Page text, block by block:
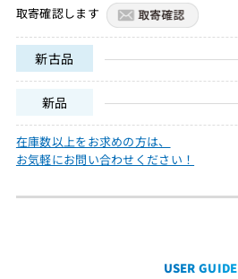
取寄確認します
新古品
新品
在庫数以上をお求めの方は、
お気軽にお問い合わせください！
USER GUIDE